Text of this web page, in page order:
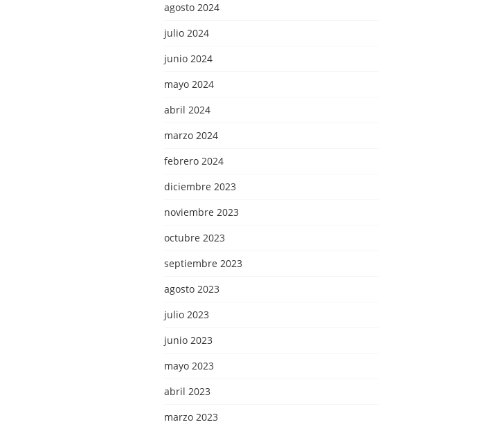
agosto 2024
julio 2024
junio 2024
mayo 2024
abril 2024
marzo 2024
febrero 2024
diciembre 2023
noviembre 2023
octubre 2023
septiembre 2023
agosto 2023
julio 2023
junio 2023
mayo 2023
abril 2023
marzo 2023